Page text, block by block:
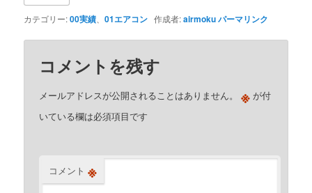
カテゴリー:00実績 、01エアコン 作成者:airmokuパーマリンク
コメントを残す
メールアドレスが公開されることはありません。 ※ が付
いている欄は必須項目です
コメント ※